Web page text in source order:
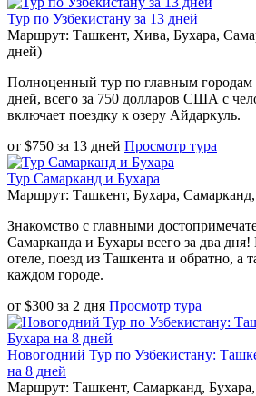
Тур по Узбекистану за 13 дней
Маршрут: Ташкент, Хива, Бухара,
дней)
Полноценный тур по главным городам
дней, всего за 750 долларов США с
включает поездку к озеру Айдаркуль.
от $750 за 13 дней Просмотр тура
Тур Самарканд и Бухара
Маршрут: Ташкент, Бухара,
Знакомство с главными
Самарканда и Бухары всего за два
отеле, поезд из Ташкента и обратно, а
каждом городе.
от $300 за 2 дня Просмотр тура
Новогодний Тур по Узбекистану:
на 8 дней
Маршрут: Ташкент, Самарканд,